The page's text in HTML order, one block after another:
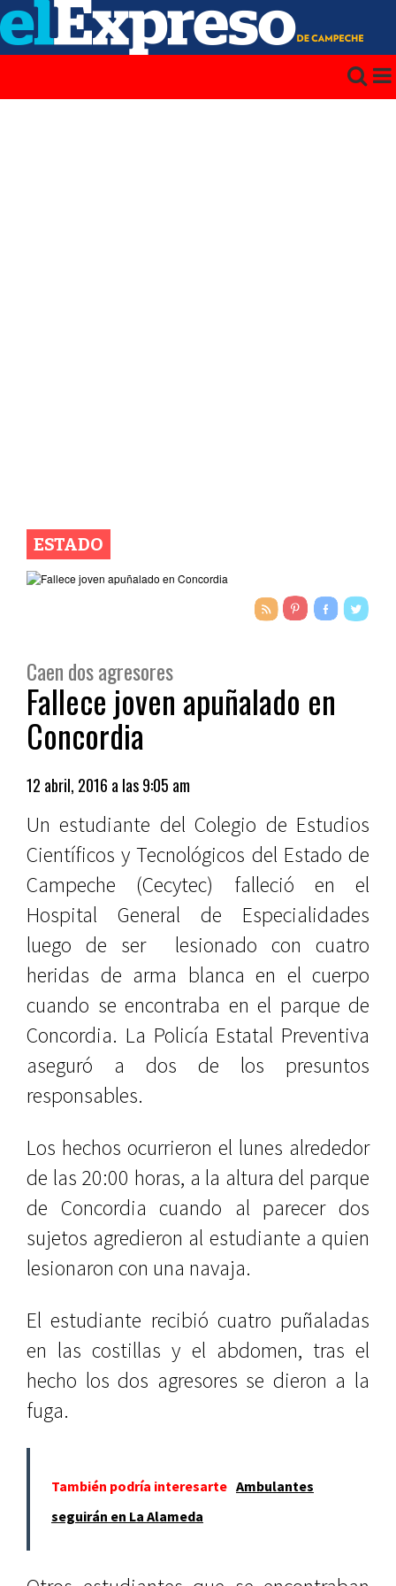
ESTADO
Caen dos agresores
Fallece joven apuñalado en
Concordia
12 abril, 2016 a las 9:05 am
Un estudiante del Colegio de Estudios
Científicos y Tecnológicos del Estado de
Campeche (Cecytec) falleció en el
Hospital General de Especialidades
luego de ser lesionado con cuatro
heridas de arma blanca en el cuerpo
cuando se encontraba en el parque de
Concordia. La Policía Estatal Preventiva
aseguró a dos de los presuntos
responsables.
Los hechos ocurrieron el lunes alrededor
de las 20:00 horas, a la altura del parque
de Concordia cuando al parecer dos
sujetos agredieron al estudiante a quien
lesionaron con una navaja.
El estudiante recibió cuatro puñaladas
en las costillas y el abdomen, tras el
hecho los dos agresores se dieron a la
fuga.
También podría interesarte Ambulantes
seguirán en La Alameda